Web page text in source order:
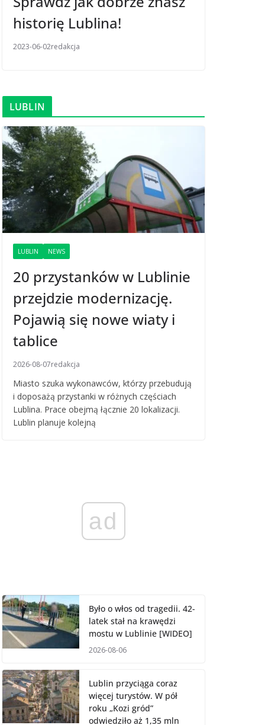
historię Lublina!
2023-06-02redakcja
LUBLIN
LUBLIN NEWS
20 przystanków w Lublinie
przejdzie modernizację.
Pojawią się nowe wiaty i
tablice
2026-08-07redakcja
Miasto szuka wykonawców, którzy przebudują
i doposażą przystanki w różnych częściach
Lublina. Prace obejmą łącznie 20 lokalizacji.
Lublin planuje kolejną
ad
Było o włos od tragedii. 42-
latek stał na krawędzi
mostu w Lublinie [WIDEO]
2026-08-06
Lublin przyciąga coraz
więcej turystów. W pół
roku „Kozi gród”
odwiedziło aż 1,35 mln